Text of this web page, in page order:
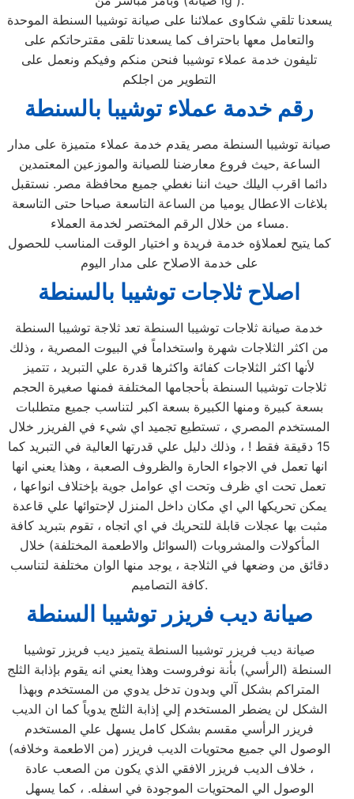
يسعدنا تلقي شكاوى عملائنا على صيانة توشيبا السنطة الموحدة
والتعامل معها باحتراف كما يسعدنا تلقى مقترحاتكم على
تليفون خدمة عملاء توشيبا فنحن منكم وفيكم ونعمل على
التطوير من اجلكم
رقم خدمة عملاء توشيبا بالسنطة
صيانة توشيبا السنطة مصر يقدم خدمة عملاء متميزة على مدار
الساعة ,حيث فروع معارضنا للصيانة والموزعين المعتمدين
دائما اقرب اليلك حيث اننا نغطي جميع محافظة مصر. نستقبل
بلاغات الاعطال يوميا من الساعة التاسعة صباحا حتى التاسعة
مساء من خلال الرقم المختصر لخدمة العملاء.
كما يتيح لعملاؤه خدمة فريدة و اختيار الوقت المناسب للحصول
على خدمة الاصلاح على مدار اليوم
اصلاح ثلاجات توشيبا بالسنطة
خدمة صيانة ثلاجات توشيبا السنطة تعد ثلاجة توشيبا السنطة
من اكثر الثلاجات شهرة واستخداماً في البيوت المصرية ، وذلك
لأنها اكثر الثلاجات كفائة واكثرها قدرة علي التبريد ، تتميز
ثلاجات توشيبا السنطة بأحجامها المختلفة فمنها صغيرة الحجم
بسعة كبيرة ومنها الكبيرة بسعة اكبر لتناسب جميع متطلبات
المستخدم المصري ، تستطيع تجميد اي شيء في الفريزر خلال
15 دقيقة فقط ! ، وذلك دليل علي قدرتها العالية في التبريد كما
انها تعمل في الاجواء الحارة والظروف الصعبة ، وهذا يعني انها
تعمل تحت اي ظرف وتحت اي عوامل جوية بإختلاف انواعها ،
يمكن تحريكها الي اي مكان داخل المنزل لإحتوائها علي قاعدة
مثبت بها عجلات قابلة للتحريك في اي اتجاه ، تقوم بتبريد كافة
المأكولات والمشروبات (السوائل والاطعمة المختلفة) خلال
دقائق من وضعها في الثلاجة ، يوجد منها الوان مختلفة لتناسب
كافة التصاميم.
صيانة ديب فريزر توشيبا السنطة
صيانة ديب فريزر توشيبا السنطة يتميز ديب فريزر توشيبا
السنطة (الرأسي) بأنة نوفروست وهذا يعني انه يقوم بإذابة الثلج
المتراكم بشكل آلي وبدون تدخل يدوي من المستخدم وبهذا
الشكل لن يضطر المستخدم إلي إذابة الثلج يدوياً كما ان الديب
فريزر الرأسي مقسم بشكل كامل يسهل علي المستخدم
الوصول الي جميع محتويات الديب فريزر (من الاطعمة وخلافه)
، خلاف الديب فريزر الافقي الذي يكون من الصعب عادة
الوصول الي المحتويات الموجودة في اسفله. ، كما يسهل